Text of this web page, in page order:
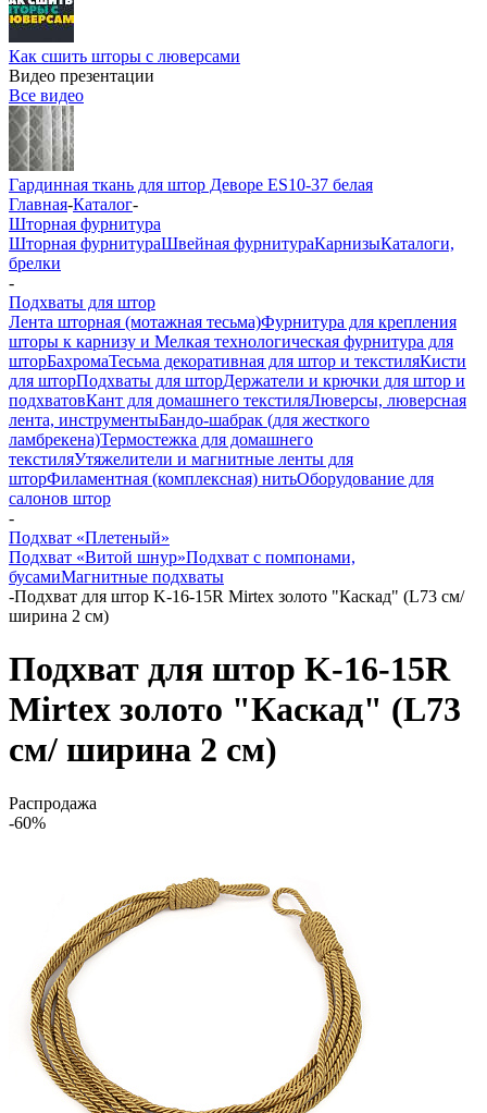
Как сшить шторы с люверсами
Видео презентации
Все видео
Гардинная ткань для штор Деворе ES10-37 белая
Главная-Каталог-
Шторная фурнитура
Шторная фурнитураШвейная фурнитураКарнизыКаталоги,
брелки
-
Подхваты для штор
Лента шторная (мотажная тесьма)Фурнитура для крепления
шторы к карнизу и Мелкая технологическая фурнитура для
шторБахромаТесьма декоративная для штор и текстиляКисти
для шторПодхваты для шторДержатели и крючки для штор и
подхватовКант для домашнего текстиляЛюверсы, люверсная
лента, инструментыБандо-шабрак (для жесткого
ламбрекена)Термостежка для домашнего
текстиляУтяжелители и магнитные ленты для
шторФиламентная (комплексная) нитьОборудование для
салонов штор
-
Подхват «Плетеный»
Подхват «Витой шнур»Подхват с помпонами,
бусамиМагнитные подхваты
-Подхват для штор K-16-15R Mirtex золото "Каскад" (L73 см/
ширина 2 см)
Подхват для штор K-16-15R
Mirtex золото "Каскад" (L73
см/ ширина 2 см)
Распродажа
-60%